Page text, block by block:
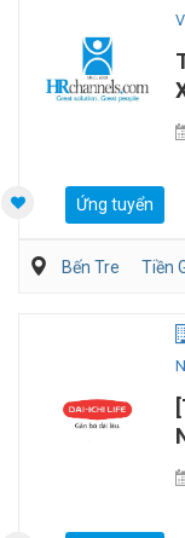
Ứng tuyển
Bến Tre Tiền